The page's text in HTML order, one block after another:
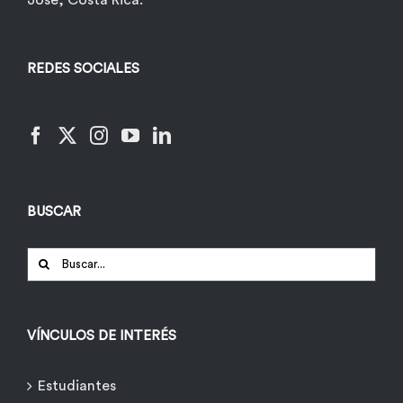
REDES SOCIALES
BUSCAR
Buscar:
VÍNCULOS DE INTERÉS
Estudiantes